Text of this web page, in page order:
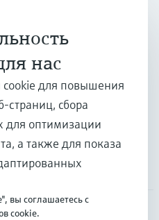
нас
для повышения
страниц, сбора
для оптимизации
а также для показа
вы соглашаетесь с
cookie.